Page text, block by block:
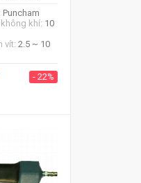
Puncham
khí: 10
vít: 2.5 ~ 10
- 22%